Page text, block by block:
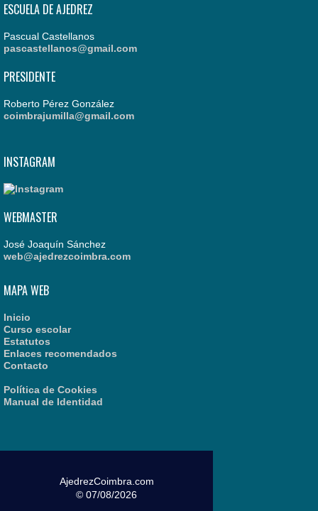
ESCUELA DE AJEDREZ
Pascual Castellanos
pascastellanos@gmail.com
PRESIDENTE
Roberto Pérez González
coimbrajumilla@gmail.com
INSTAGRAM
WEBMASTER
José Joaquín Sánchez
web@ajedrezcoimbra.com
MAPA WEB
Inicio
Curso escolar
Estatutos
Enlaces recomendados
Contacto
Política de Cookies
Manual de Identidad
AjedrezCoimbra.com
© 07/08/2026